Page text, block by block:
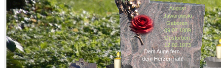
August
Jaworowski
Geboren:
09.07.1889
Gestorben:
12.02.1973
Dem Auge fern,
dem Herzen nah!